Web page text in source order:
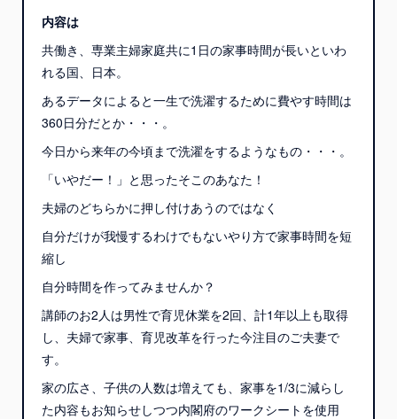
内容は
共働き、専業主婦家庭共に1日の家事時間が長いといわ
れる国、日本。
あるデータによると一生で洗濯するために費やす時間は
360日分だとか・・・。
今日から来年の今頃まで洗濯をするようなもの・・・。
「いやだー！」と思ったそこのあなた！
夫婦のどちらかに押し付けあうのではなく
自分だけが我慢するわけでもないやり方で家事時間を短
縮し
自分時間を作ってみませんか？
講師のお2人は男性で育児休業を2回、計1年以上も取得
し、夫婦で家事、育児改革を行った今注目のご夫妻で
す。
家の広さ、子供の人数は増えても、家事を1/3に減らし
た内容もお知らせしつつ内閣府のワークシートを使用